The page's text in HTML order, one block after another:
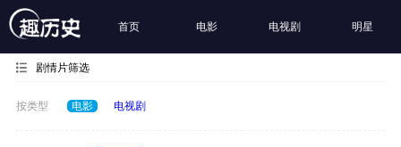
首页 电影 电视剧 明星
剧情片筛选
按类型 电影 电视剧